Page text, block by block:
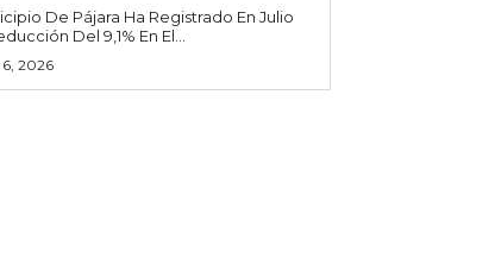
De Pájara Ha Registrado En Julio
Del 9,1% En El...
2026